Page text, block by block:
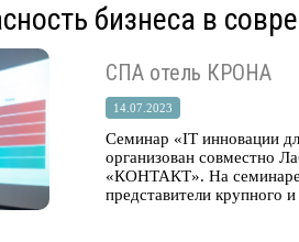
бизнеса в
СПА отель КРОНА
14.07.2023
Cеминар «IT инновации
организован совместно
«КОНТАКТ». На семинаре
представители крупного